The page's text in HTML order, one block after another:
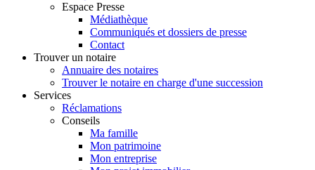
Espace Presse
Médiathèque
Communiqués et dossiers de presse
Contact
Trouver un notaire
Annuaire des notaires
Trouver le notaire en charge d'une succession
Services
Réclamations
Conseils
Ma famille
Mon patrimoine
Mon entreprise